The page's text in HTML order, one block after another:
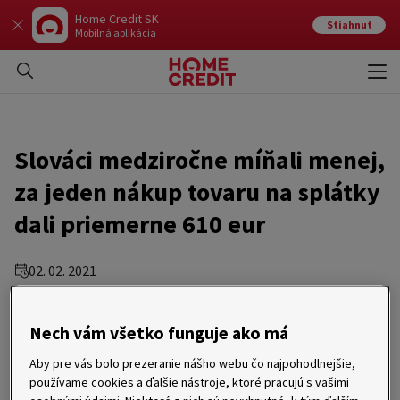
Home Credit SK
Mobilná aplikácia
Stiahnuť
Slováci medziročne míňali menej,
za jeden nákup tovaru na splátky
dali priemerne 610 eur
02. 02. 2021
Najsilnejšie nákupné mesiace boli
netradične január a február
Nech vám všetko funguje ako má
Aby pre vás bolo prezeranie nášho webu čo najpohodlnejšie,
používame cookies a ďalšie nástroje, ktoré pracujú s vašimi